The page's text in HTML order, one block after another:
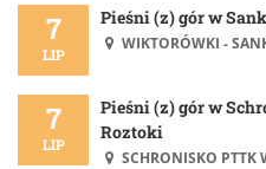
7
LIP
Pieśni (z) gór w
WIKTORÓWKI -
7
LIP
Pieśni (z) gór w
Roztoki
SCHRONISKO PTTK